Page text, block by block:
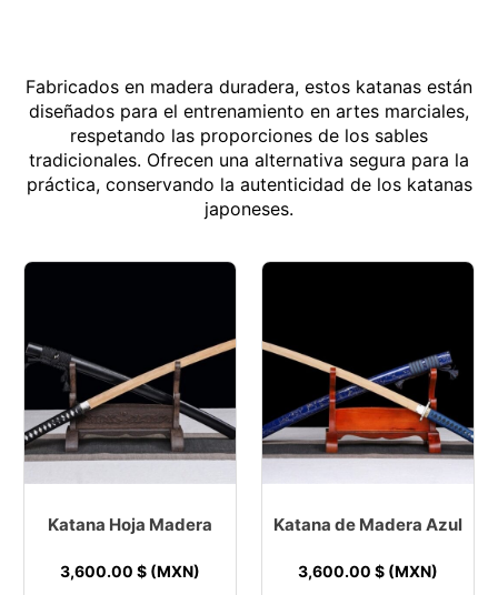
Fabricados en madera duradera, estos katanas están
diseñados para el entrenamiento en artes marciales,
respetando las proporciones de los sables
tradicionales. Ofrecen una alternativa segura para la
práctica, conservando la autenticidad de los katanas
japoneses.
Katana Hoja Madera
3,600.00 $ (MXN)
Katana de Madera Azul
3,600.00 $ (MXN)